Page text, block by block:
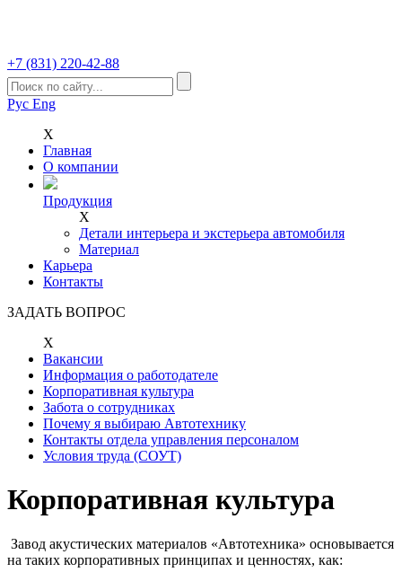
+7 (831) 220-42-88
Рус Eng
Х
Главная
О компании
Продукция
Х
Детали интерьера и экстерьера автомобиля
Материал
Карьера
Контакты
ЗАДАТЬ ВОПРОС
Х
Вакансии
Информация о работодателе
Корпоративная культура
Забота о сотрудниках
Почему я выбираю Автотехнику
Контакты отдела управления персоналом
Условия труда (СОУТ)
Корпоративная культура
Завод акустических материалов «Автотехника» основывается
на таких корпоративных принципах и ценностях, как: